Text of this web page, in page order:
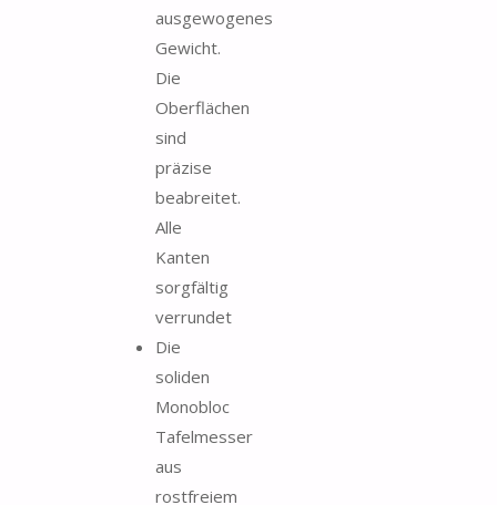
ausgewogenes
Gewicht.
Die
Oberflächen
sind
präzise
beabreitet.
Alle
Kanten
sorgfältig
verrundet
Die
soliden
Monobloc
Tafelmesser
aus
rostfreiem